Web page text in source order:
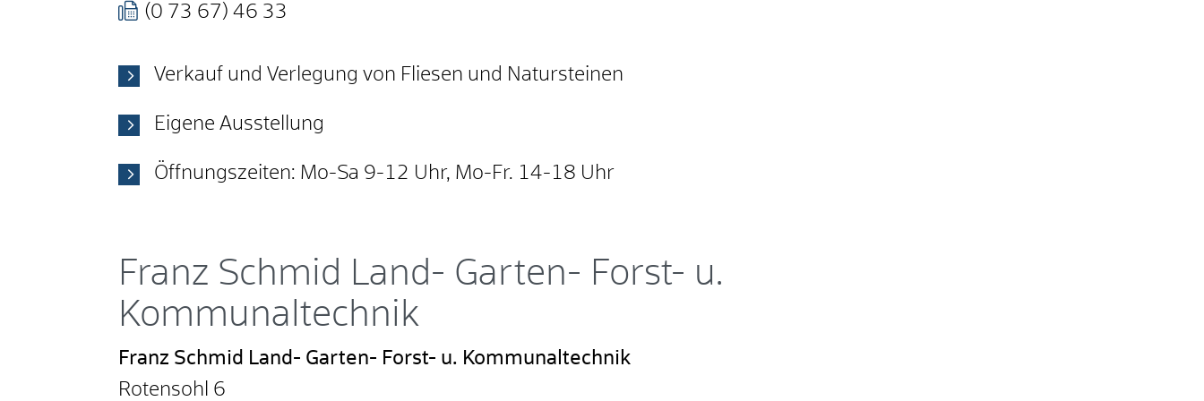
(0 73 67) 46 33
Verkauf und Verlegung von Fliesen und Natursteinen
Eigene Ausstellung
Öffnungszeiten: Mo-Sa 9-12 Uhr, Mo-Fr. 14-18 Uhr
Franz Schmid Land- Garten- Forst- u.
Kommunaltechnik
Franz Schmid Land- Garten- Forst- u. Kommunaltechnik
Rotensohl 6